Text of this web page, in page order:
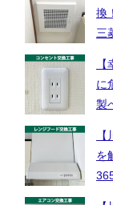
換
三
に
製
を